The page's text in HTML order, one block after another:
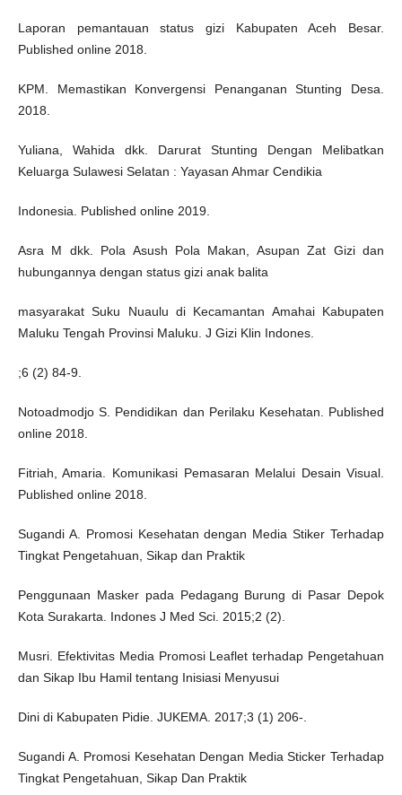
Laporan pemantauan status gizi Kabupaten Aceh Besar.
Published online 2018.
KPM. Memastikan Konvergensi Penanganan Stunting Desa.
2018.
Yuliana, Wahida dkk. Darurat Stunting Dengan Melibatkan
Keluarga Sulawesi Selatan : Yayasan Ahmar Cendikia
Indonesia. Published online 2019.
Asra M dkk. Pola Asush Pola Makan, Asupan Zat Gizi dan
hubungannya dengan status gizi anak balita
masyarakat Suku Nuaulu di Kecamantan Amahai Kabupaten
Maluku Tengah Provinsi Maluku. J Gizi Klin Indones.
;6 (2) 84-9.
Notoadmodjo S. Pendidikan dan Perilaku Kesehatan. Published
online 2018.
Fitriah, Amaria. Komunikasi Pemasaran Melalui Desain Visual.
Published online 2018.
Sugandi A. Promosi Kesehatan dengan Media Stiker Terhadap
Tingkat Pengetahuan, Sikap dan Praktik
Penggunaan Masker pada Pedagang Burung di Pasar Depok
Kota Surakarta. Indones J Med Sci. 2015;2 (2).
Musri. Efektivitas Media Promosi Leaflet terhadap Pengetahuan
dan Sikap Ibu Hamil tentang Inisiasi Menyusui
Dini di Kabupaten Pidie. JUKEMA. 2017;3 (1) 206-.
Sugandi A. Promosi Kesehatan Dengan Media Sticker Terhadap
Tingkat Pengetahuan, Sikap Dan Praktik